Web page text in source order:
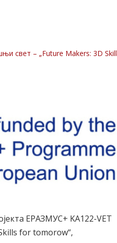
свет – „Future Makers: 3D
ЕРАЗМУС+ KA122-VET
for tomorow“,